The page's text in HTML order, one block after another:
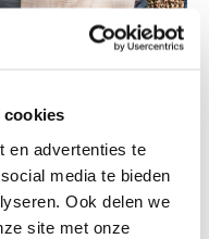
cookies
en advertenties te
media te bieden
Ook delen we
site met onze